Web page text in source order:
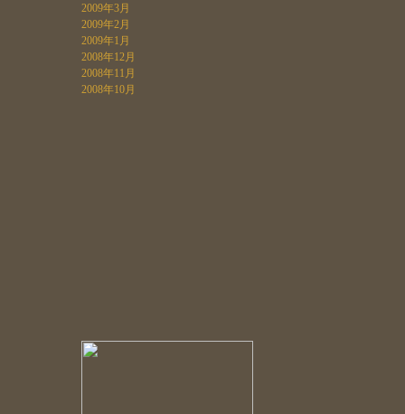
2009年3月
2009年2月
2009年1月
2008年12月
2008年11月
2008年10月
フラワースタジオ オドラントへ
のアクセス